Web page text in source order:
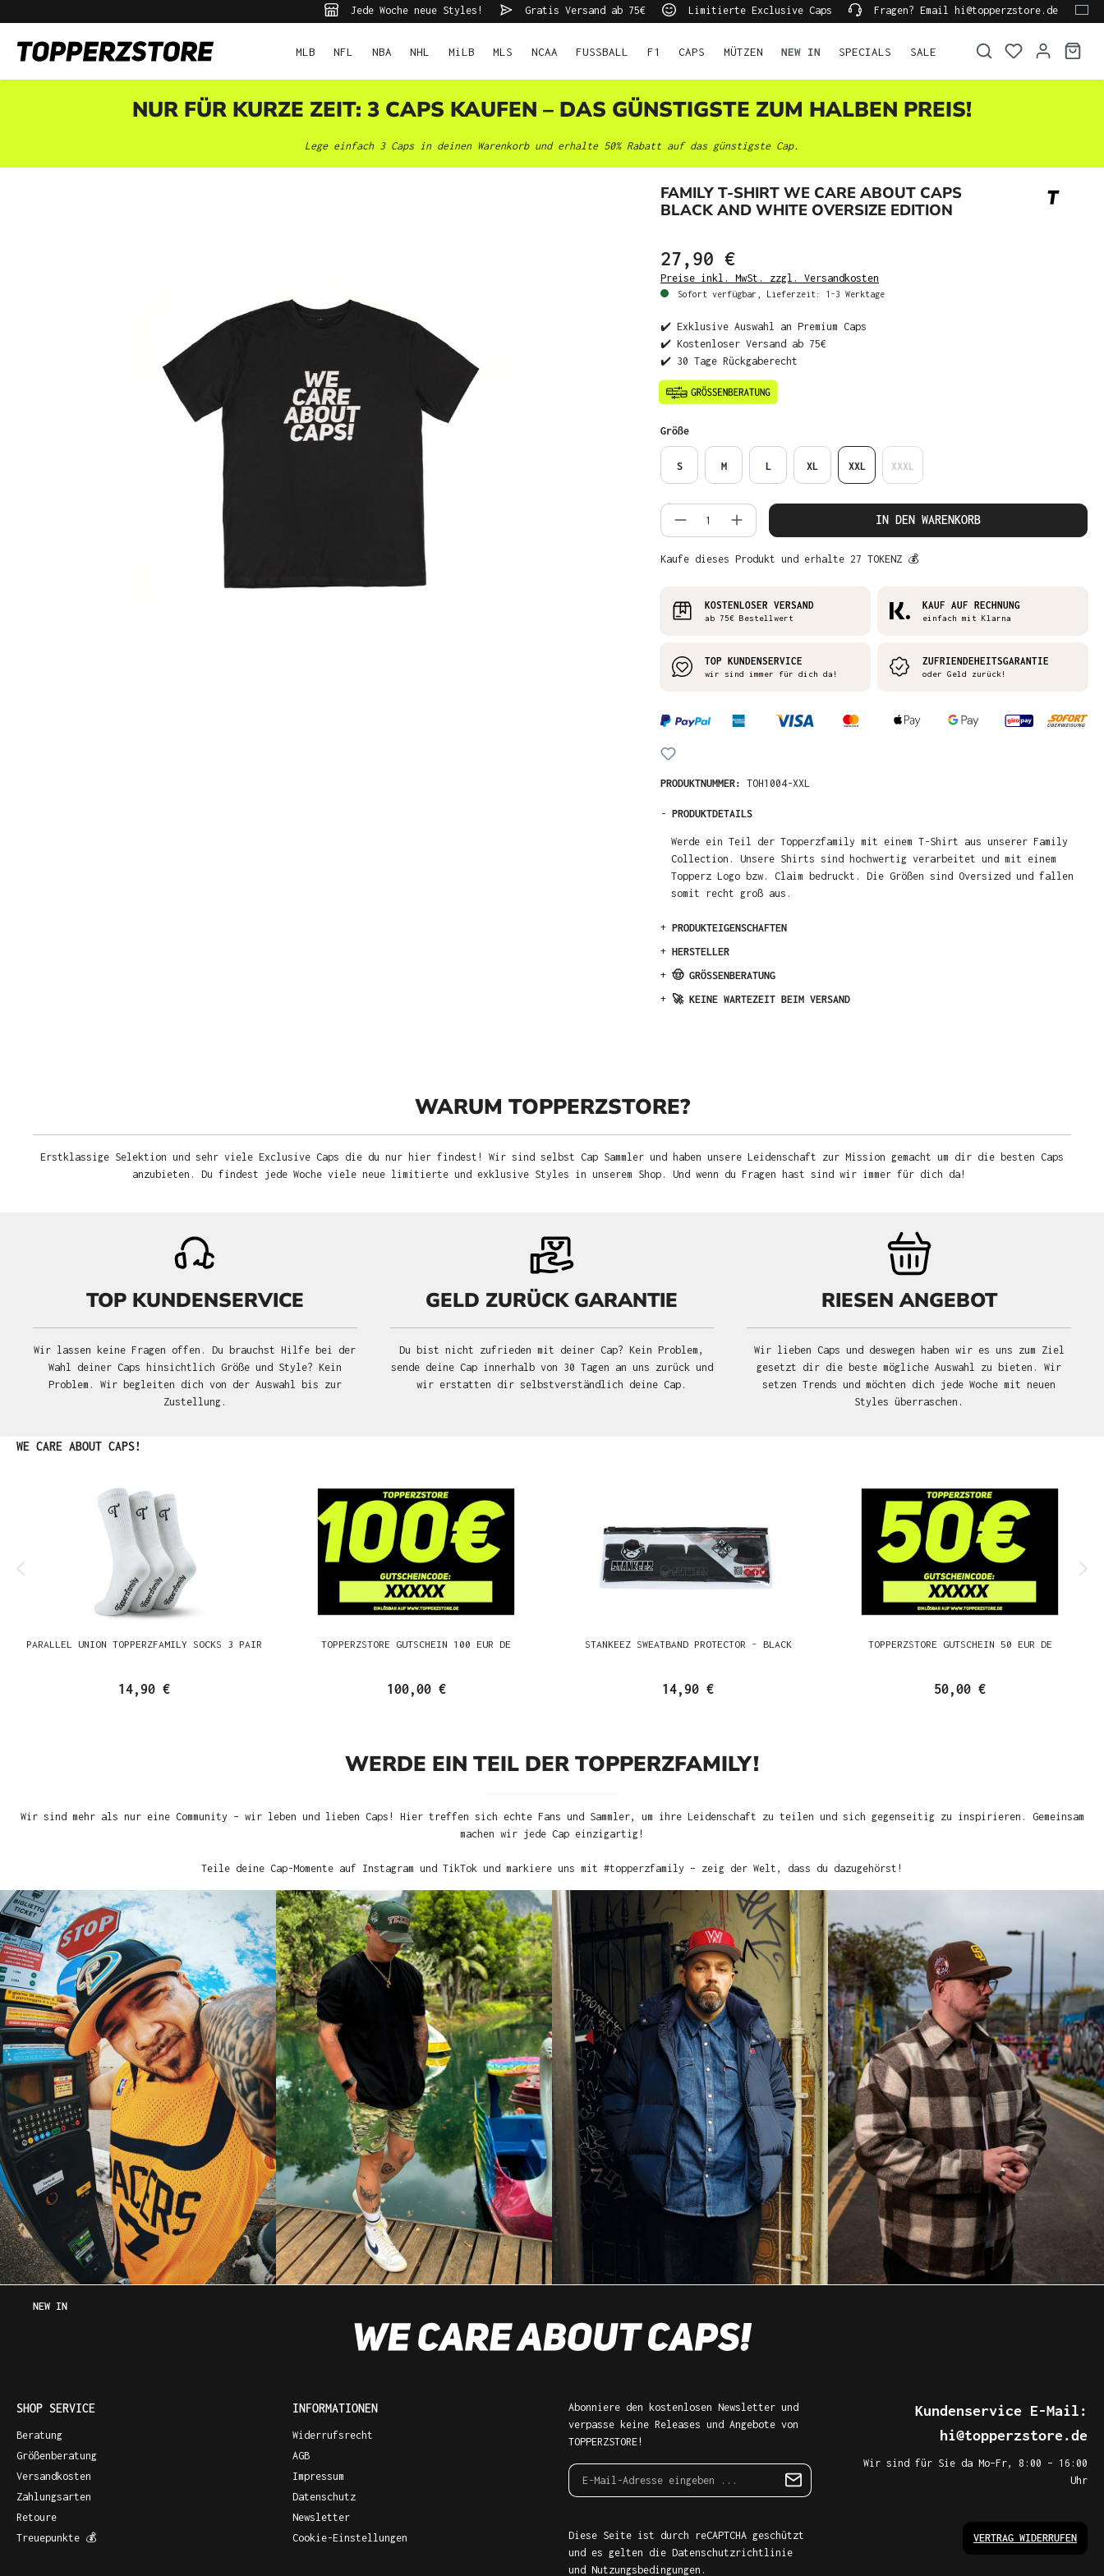
Jede Woche neue Styles! Gratis Versand ab 75€ Limitierte Exclusive Caps Fragen? Email hi@topperzstore.de
MLB NFL NBA NHL MiLB MLS NCAA FUSSBALL F1 CAPS MÜTZEN NEW IN SPECIALS SALE
NUR FÜR KURZE ZEIT: 3 CAPS KAUFEN – DAS GÜNSTIGSTE ZUM HALBEN PREIS!
Lege einfach 3 Caps in deinen Warenkorb und erhalte 50% Rabatt auf das günstigste Cap.
FAMILY T-SHIRT WE CARE ABOUT CAPS
BLACK AND WHITE OVERSIZE EDITION
27,90 €
Preise inkl. MwSt. zzgl. Versandkosten
Sofort verfügbar, Lieferzeit: 1-3 Werktage
✔️ Exklusive Auswahl an Premium Caps
✔️ Kostenloser Versand ab 75€
✔️ 30 Tage Rückgaberecht
Größeauswählen
S M L XL XXL XXXL
Produkt Anzahl: Gib den gewünschten Wert
IN DEN WARENKORB
Kaufe dieses Produkt und erhalte 27 TOKENZ 💰
KOSTENLOSER VERSAND
ab 75€ Bestellwert
KAUF AUF RECHNUNG
einfach mit Klarna
TOP KUNDENSERVICE
wir sind immer für dich da!
ZUFRIENDEHEITSGARANTIE
oder Geld zurück!
PRODUKTNUMMER: TOH1004-XXL
- PRODUKTDETAILS
Werde ein Teil der Topperzfamily mit einem T-Shirt aus unserer Family
Collection. Unsere Shirts sind hochwertig verarbeitet und mit einem
Topperz Logo bzw. Claim bedruckt. Die Größen sind Oversized und fallen
somit recht groß aus.
+ PRODUKTEIGENSCHAFTEN
+ HERSTELLER
+ 🤠 GRÖSSENBERATUNG
+ 🚀 KEINE WARTEZEIT BEIM VERSAND
WARUM TOPPERZSTORE?
Erstklassige Selektion und sehr viele Exclusive Caps die du nur hier findest! Wir sind selbst Cap Sammler und haben unsere Leidenschaft zur Mission gemacht um dir die besten Caps
anzubieten. Du findest jede Woche viele neue limitierte und exklusive Styles in unserem Shop. Und wenn du Fragen hast sind wir immer für dich da!
TOP KUNDENSERVICE
Wir lassen keine Fragen offen. Du brauchst Hilfe bei der
Wahl deiner Caps hinsichtlich Größe und Style? Kein
Problem. Wir begleiten dich von der Auswahl bis zur
Zustellung.
GELD ZURÜCK GARANTIE
Du bist nicht zufrieden mit deiner Cap? Kein Problem,
sende deine Cap innerhalb von 30 Tagen an uns zurück und
wir erstatten dir selbstverständlich deine Cap.
RIESEN ANGEBOT
Wir lieben Caps und deswegen haben wir es uns zum Ziel
gesetzt dir die beste mögliche Auswahl zu bieten. Wir
setzen Trends und möchten dich jede Woche mit neuen
Styles überraschen.
Produktgalerie überspringen
WE CARE ABOUT CAPS!
PARALLEL UNION TOPPERZFAMILY SOCKS 3 PAIR
14,90 €
TOPPERZSTORE GUTSCHEIN 100 EUR DE
100,00 €
STANKEEZ SWEATBAND PROTECTOR - BLACK
14,90 €
TOPPERZSTORE GUTSCHEIN 50 EUR DE
50,00 €
WERDE EIN TEIL DER TOPPERZFAMILY!
Wir sind mehr als nur eine Community – wir leben und lieben Caps! Hier treffen sich echte Fans und Sammler, um ihre Leidenschaft zu teilen und sich gegenseitig zu inspirieren. Gemeinsam
machen wir jede Cap einzigartig!
Teile deine Cap-Momente auf Instagram und TikTok und markiere uns mit #topperzfamily – zeig der Welt, dass du dazugehörst!
NEW IN
SHOP SERVICE
Beratung
Größenberatung
Versandkosten
Zahlungsarten
Retoure
Treuepunkte 💰
INFORMATIONEN
Widerrufsrecht
AGB
Impressum
Datenschutz
Newsletter
Cookie-Einstellungen
Abonniere den kostenlosen Newsletter und
verpasse keine Releases und Angebote von
TOPPERZSTORE!
Diese Seite ist durch reCAPTCHA geschützt
und es gelten die Datenschutzrichtlinie
und Nutzungsbedingungen .
Kundenservice E-Mail:
hi@topperzstore.de
Wir sind für Sie da Mo–Fr, 8:00 – 16:00
Uhr
VERTRAG WIDERRUFEN